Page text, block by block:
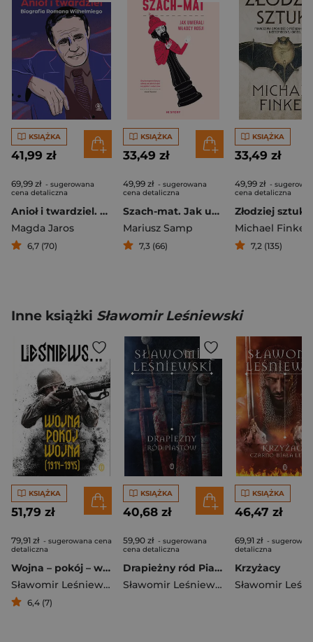
KSIĄŻKA
41,99 zł
69,99 zł - sugerowana
cena detaliczna
Anioł i twardziel. Biografia Romana Wilhelmiego
Magda Jaros
6,7 (70)
KSIĄŻKA
33,49 zł
49,99 zł - sugerowana
cena detaliczna
Szach-mat. Jak umierali władcy Rosji
Mariusz Samp
7,3 (66)
KSIĄŻKA
33,49 zł
49,99 zł -
cena detaliczna
Michael Finkel
7,2 (135)
Inne książki Sławomir Leśniewski
KSIĄŻKA
51,79 zł
79,91 zł - sugerowana cena
detaliczna
Wojna – pokój – wojna (1914–1945)
Sławomir Leśniewski
6,4 (7)
KSIĄŻKA
40,68 zł
59,90 zł - sugerowana
cena detaliczna
Drapieżny ród Piastów wyd. 2
Sławomir Leśniewski
KSIĄŻKA
46,47 zł
69,91 zł -
detaliczna
Krzyżacy